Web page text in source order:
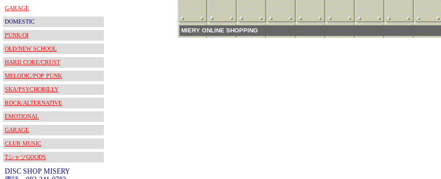
GARAGE
DOMESTIC
PUNK/OI
OLD/NEW SCHOOL
HARD CORE/CRUST
MELODIC/POP PUNK
SKA/PSYCHOBILLY
ROCK/ALTERNATIVE
EMOTIONAL
GARAGE
CLUB MUSIC
TシャツGOODS
DISC SHOP MISERY
MIERY ONLINE SHOPPING